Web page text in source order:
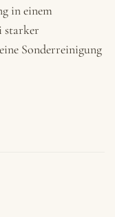
in einem
starker
Sonderreinigung